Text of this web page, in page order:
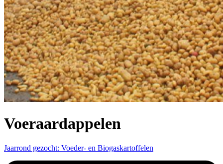
Voeraardappelen
Jaarrond gezocht: Voeder- en Biogaskartoffelen